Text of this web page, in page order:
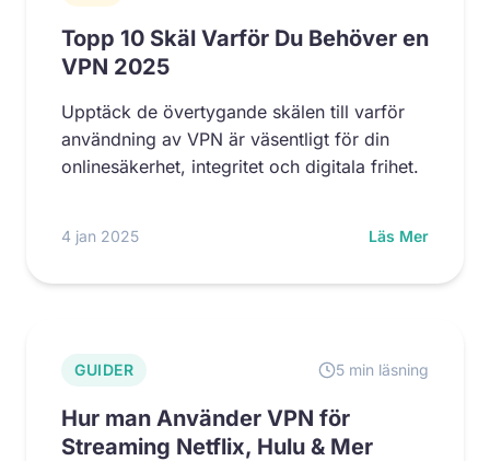
Topp 10 Skäl Varför Du Behöver en
VPN 2025
Upptäck de övertygande skälen till varför
användning av VPN är väsentligt för din
onlinesäkerhet, integritet och digitala frihet.
4 jan 2025 Läs Mer
GUIDER 5 min läsning
Hur man Använder VPN för
Streaming Netflix, Hulu & Mer